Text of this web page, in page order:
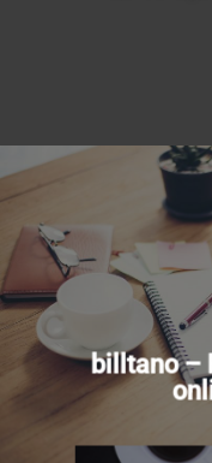
billtano –